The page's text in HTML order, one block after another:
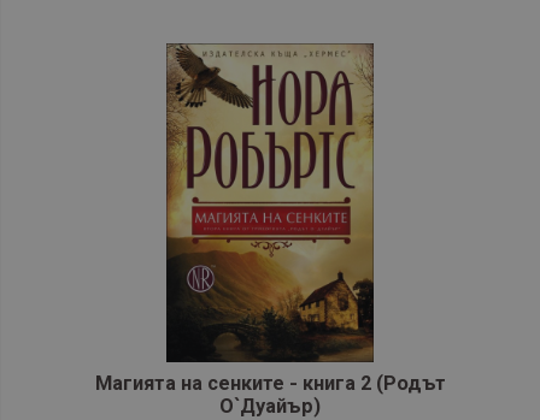
Магията на сенките - книга 2 (Родът
О`Дуайър)